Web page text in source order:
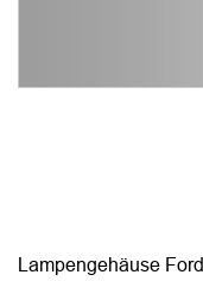
Lampengehäuse Ford